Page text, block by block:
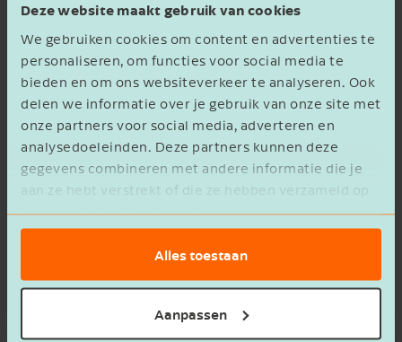
Deze website maakt gebruik van cookies
We gebruiken cookies om content en advertenties te
personaliseren, om functies voor social media te
bieden en om ons websiteverkeer te analyseren. Ook
delen we informatie over je gebruik van onze site met
onze partners voor social media, adverteren en
analysedoeleinden. Deze partners kunnen deze
gegevens combineren met andere informatie die je
aan ze hebt verstrekt of die ze hebben verzameld op
basis van het gebruik van hun services.
Alles toestaan
Aanpassen
De besteltermijn is verstreken, je kunt geen
verlanglijstje meer indienen
Terugblik op het
Sinterklaasfeest 2024
Je dient marketing cookies toe te staan om